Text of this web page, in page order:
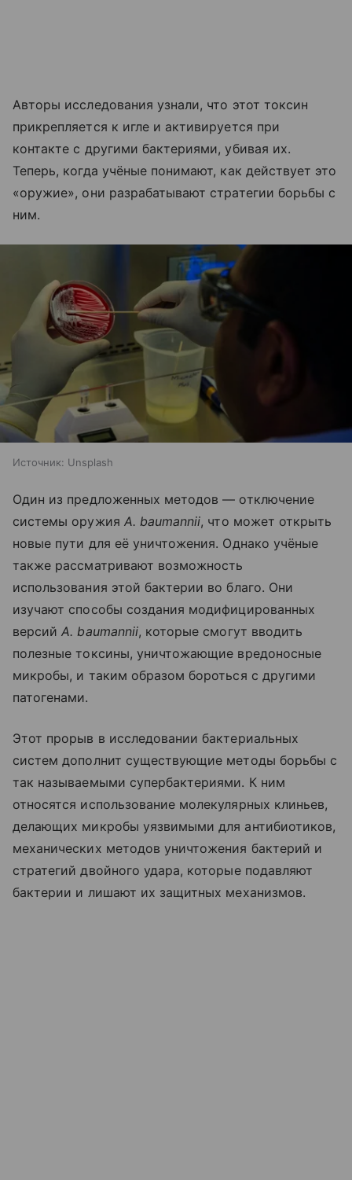
Авторы исследования узнали, что этот токсин
прикрепляется к игле и активируется при
контакте с другими бактериями, убивая их.
Теперь, когда учёные понимают, как действует это
«оружие», они разрабатывают стратегии борьбы с
ним.
Источник: Unsplash
Один из предложенных методов — отключение
системы оружия A. baumannii, что может открыть
новые пути для её уничтожения. Однако учёные
также рассматривают возможность
использования этой бактерии во благо. Они
изучают способы создания модифицированных
версийA. baumannii, которые смогут вводить
полезные токсины, уничтожающие вредоносные
микробы, и таким образом бороться с другими
патогенами.
Этот прорыв в исследовании бактериальных
систем дополнит существующие методы борьбы с
так называемыми супербактериями. К ним
относятся использование молекулярных клиньев,
делающих микробы уязвимыми для антибиотиков,
механических методов уничтожения бактерий и
стратегий двойного удара, которые подавляют
бактерии и лишают их защитных механизмов.